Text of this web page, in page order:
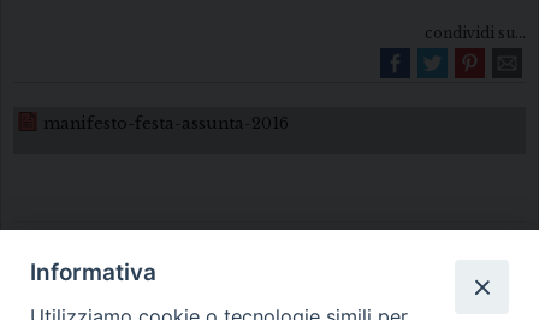
condividi su...
manifesto-festa-assunta-2016
Informativa